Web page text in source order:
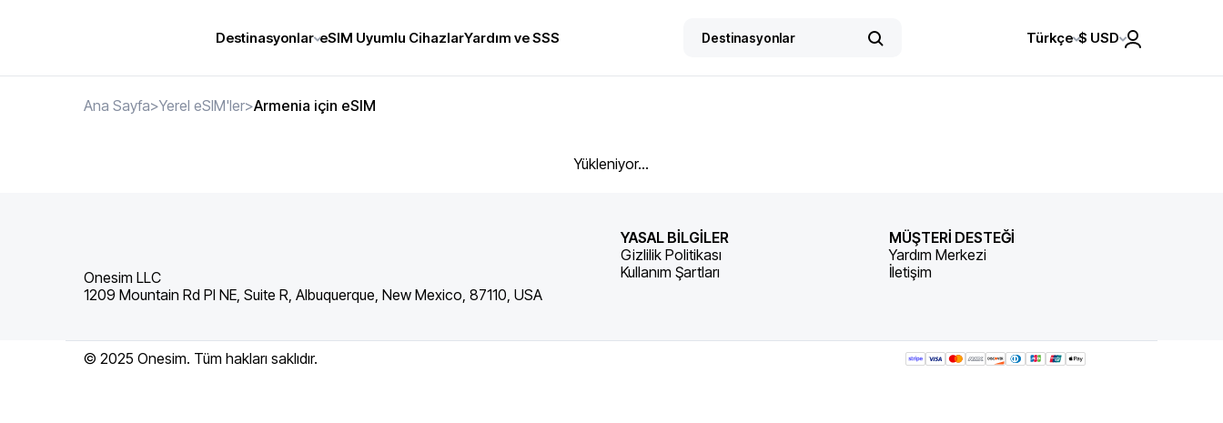
Destinasyonlar eSIM Uyumlu CihazlarYardım ve SSS Türkçe $ USD
Ana Sayfa>Yerel eSIM'ler>Armenia için eSIM
Yükleniyor...
Onesim LLC
1209 Mountain Rd Pl NE, Suite R, Albuquerque, New Mexico, 87110, USA
YASAL BİLGİLER
Gizlilik Politikası
Kullanım Şartları
MÜŞTERİ DESTEĞİ
Yardım Merkezi
İletişim
© 2025 Onesim. Tüm hakları saklıdır.